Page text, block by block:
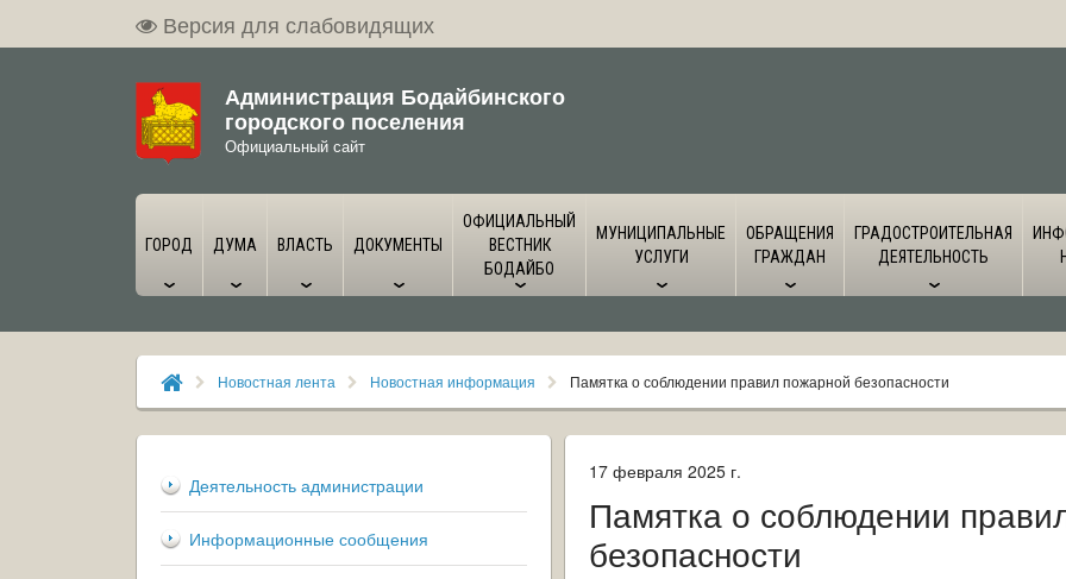
Версия для слабовидящих
Администрация Бодайбинского
городского поселения
Официальный сайт
ГОРОД ДУМА ВЛАСТЬ ДОКУМЕНТЫ
ОФИЦИАЛЬНЫЙ
ВЕСТНИК
БОДАЙБО
МУНИЦИПАЛЬНЫЕ
УСЛУГИ
ОБРАЩЕНИЯ
ГРАЖДАН
ГРАДОСТРОИТЕЛЬНАЯ
ДЕЯТЕЛЬНОСТЬ
Новостная лента Новостная информация Памятка о соблюдении правил пожарной безопасности
Деятельность администрации
Информационные сообщения
17 февраля 2025 г.
Памятка о соблюдении
безопасности